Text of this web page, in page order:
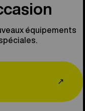
équipements
↗